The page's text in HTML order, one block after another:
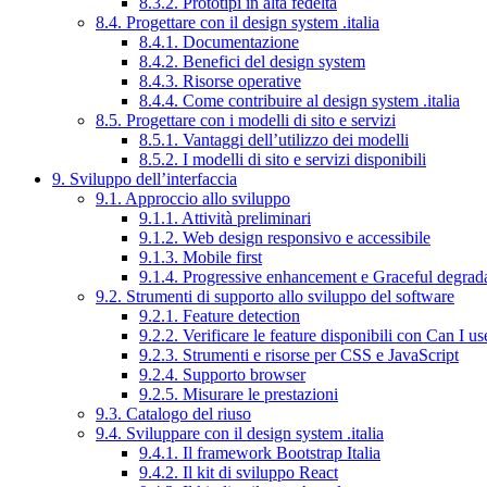
8.4. Progettare con il design system .italia
8.4.1. Documentazione
8.4.2. Benefici del design system
8.4.3. Risorse operative
8.4.4. Come contribuire al design system .italia
8.5. Progettare con i modelli di sito e servizi
8.5.1. Vantaggi dell’utilizzo dei modelli
8.5.2. I modelli di sito e servizi disponibili
9. Sviluppo dell’interfaccia
9.1. Approccio allo sviluppo
9.1.1. Attività preliminari
9.1.2. Web design responsivo e accessibile
9.1.3. Mobile first
9.1.4. Progressive enhancement e Graceful
9.2. Strumenti di supporto allo sviluppo del software
9.2.1. Feature detection
9.2.2. Verificare le feature disponibili con Can I
9.2.3. Strumenti e risorse per CSS e JavaScript
9.2.4. Supporto browser
9.2.5. Misurare le prestazioni
9.3. Catalogo del riuso
9.4. Sviluppare con il design system .italia
9.4.1. Il framework Bootstrap Italia
9.4.2. Il kit di sviluppo React